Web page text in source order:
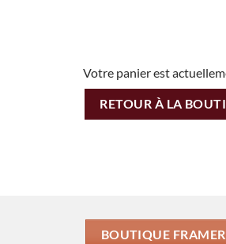
Votre panier est
RETOUR À LA
BOUTIQUE